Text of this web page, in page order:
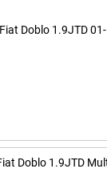
Doblo 1.9JTD 01-